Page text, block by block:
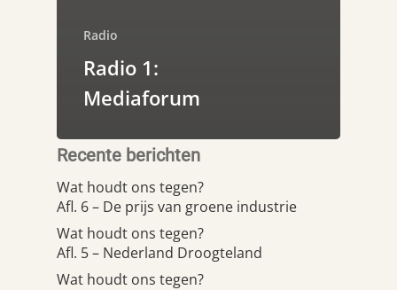
Radio
Radio 1:
Mediaforum
Recente berichten
Wat houdt ons tegen?
Afl. 6 – De prijs van groene industrie
Wat houdt ons tegen?
Afl. 5 – Nederland Droogteland
Wat houdt ons tegen?